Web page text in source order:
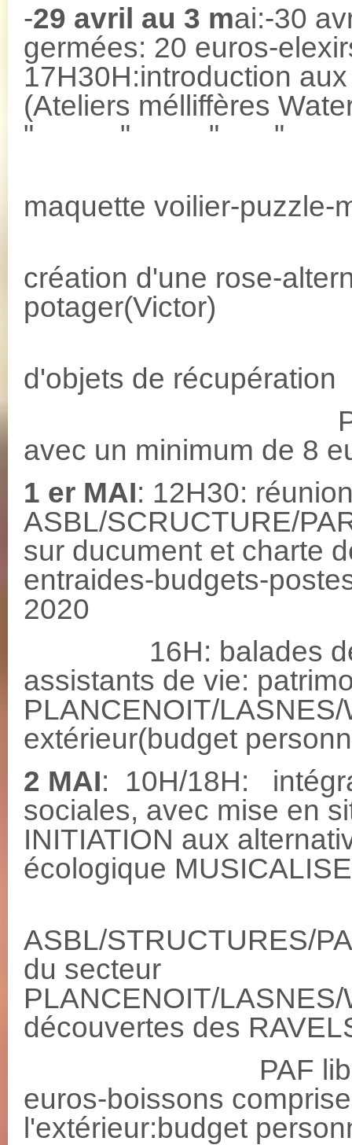
-29 avril au 3 mai:-30
germées: 20 euros-
17H30H:introduction
(Ateliers mélliffères
" " " "
maquette voilier-puzzle-
création d'une rose-
potager(Victor)
d'objets de récupération
Participation
avec un minimum de 8
1 er MAI: 12H30:
ASBL/SCRUCTURE/
sur ducument et charte
entraides-budgets-
2020
16H: balades
assistants de vie:
PLANCENOIT/
extérieur(budget
2 MAI: 10H/18H:
sociales, avec mise en
INITIATION aux
écologique
ASBL/STRUCTURES/
du secteur
PLANCENOIT/
découvertes des
PAF libre avec
euros-boissons
l'extérieur:budget